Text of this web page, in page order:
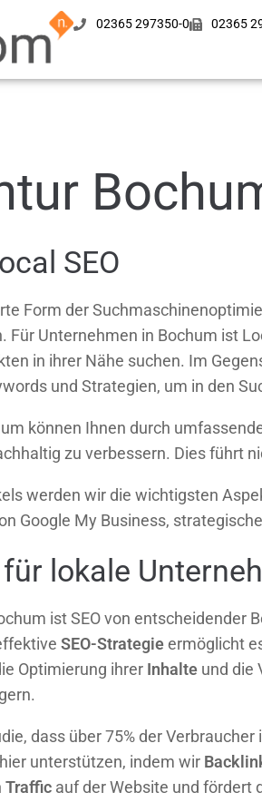
02365 297350-0 02365
SEO
Form der
Für Unternehmen in Bochum ist
in ihrer Nähe suchen. Im
und Strategien, um in den
können Ihnen durch
zu verbessern. Dies führt
werden wir die wichtigsten
Google My Business,
lokale
ist SEO von entscheidender
SEO-Strategieermöglicht
Optimierung ihrer Inhalte und die
dass über 75% der
unterstützen, indem wir
Traffic auf der Website und fördert